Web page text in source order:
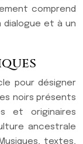
comprend
dialogue et à un
pour désigner
noirs présents
et originaires
ancestrale
textes,